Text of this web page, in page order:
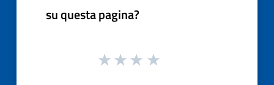
su questa pagina?